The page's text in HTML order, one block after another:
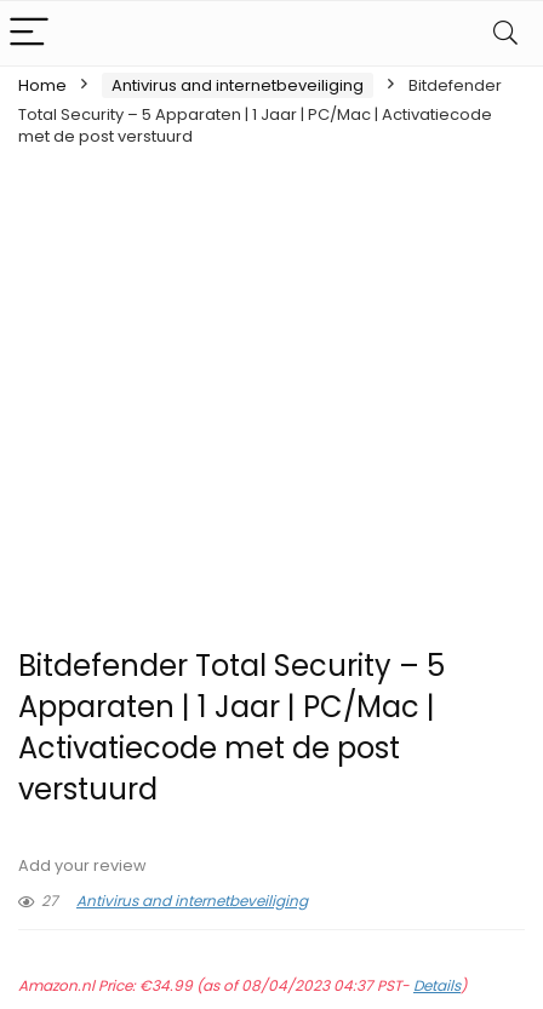
Home Antivirus and internetbeveiliging
Bitdefender
Total Security – 5 Apparaten | 1 Jaar | PC/Mac | Activatiecode
met de post verstuurd
Bitdefender Total Security – 5
Apparaten | 1 Jaar | PC/Mac |
Activatiecode met de post
verstuurd
Add your review
27
Antivirus and internetbeveiliging
Amazon.nl Price:€34.99(as of 08/04/2023 04:37 PST- Details)